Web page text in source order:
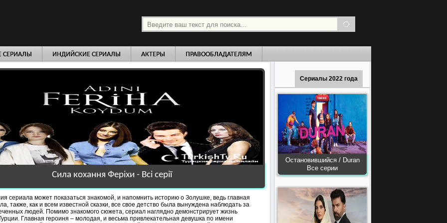
СЕРИАЛЫ ИНДИЙСКИЕ СЕРИАЛЫ АКТЕРЫ ПРАВООБЛАДАТЕЛЯМ
Сериалы 2022 года
Остановившийся / Duran
Все серии
Сила кохання Феріхи - Всі серії
сериала может показаться знакомой, и напомнить историю о Золушке, ведь главная
также, как и всем известной сказки, все свое детство была вынуждена наблюдать за
людей. Помимо знакомого сюжета, сериал наглядно демонстрирует жизнь
Главная героиня – молодая, и весьма привлекательная девушка по имени